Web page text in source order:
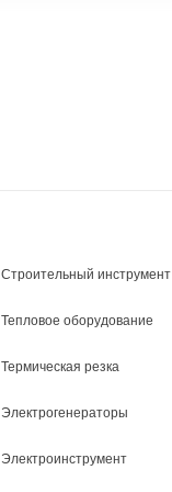
Строительный инструмент
Тепловое оборудование
Термическая резка
Электрогенераторы
Электроинструмент